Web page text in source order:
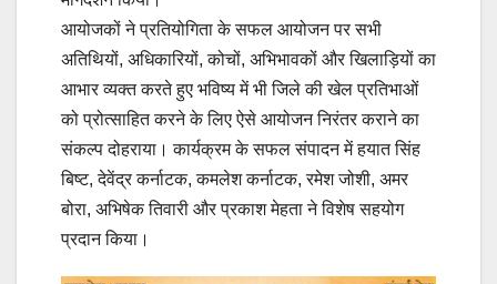
आयोजकों ने प्रतियोगिता के सफल आयोजन पर सभी
अतिथियों, अधिकारियों, कोचों, अभिभावकों और खिलाड़ियों का
आभार व्यक्त करते हुए भविष्य में भी जिले की खेल प्रतिभाओं
को प्रोत्साहित करने के लिए ऐसे आयोजन निरंतर कराने का
संकल्प दोहराया। कार्यक्रम के सफल संपादन में हयात सिंह
बिष्ट, देवेंद्र कर्नाटक, कमलेश कर्नाटक, रमेश जोशी, अमर
बोरा, अभिषेक तिवारी और प्रकाश मेहता ने विशेष सहयोग
प्रदान किया।